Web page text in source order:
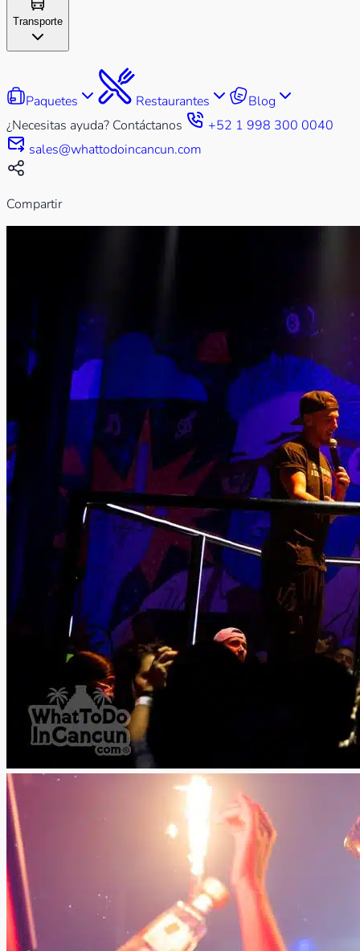
Transporte
Paquetes Restaurantes
Blog
¿Necesitas ayuda? Contáctanos
+52 1 998 300 0040
sales@whattodoincancun.com
Compartir